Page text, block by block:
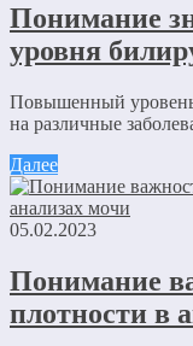
Понимание
уровня
Повышенный
на различные
Далее
05.02.2023
Понимание
плотности в